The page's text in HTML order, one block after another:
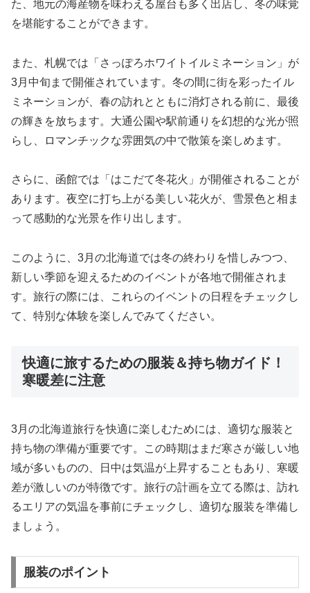
た、地元の海産物を味わえる屋台も多く出店し、冬の味覚
を堪能することができます。
また、札幌では「さっぽろホワイトイルミネーション」が
3月中旬まで開催されています。冬の間に街を彩ったイル
ミネーションが、春の訪れとともに消灯される前に、最後
の輝きを放ちます。大通公園や駅前通りを幻想的な光が照
らし、ロマンチックな雰囲気の中で散策を楽しめます。
さらに、函館では「はこだて冬花火」が開催されることが
あります。夜空に打ち上がる美しい花火が、雪景色と相ま
って感動的な光景を作り出します。
このように、3月の北海道では冬の終わりを惜しみつつ、
新しい季節を迎えるためのイベントが各地で開催されま
す。旅行の際には、これらのイベントの日程をチェックし
て、特別な体験を楽しんでみてください。
快適に旅するための服装＆持ち物ガイド！
寒暖差に注意
3月の北海道旅行を快適に楽しむためには、適切な服装と
持ち物の準備が重要です。この時期はまだ寒さが厳しい地
域が多いものの、日中は気温が上昇することもあり、寒暖
差が激しいのが特徴です。旅行の計画を立てる際は、訪れ
るエリアの気温を事前にチェックし、適切な服装を準備し
ましょう。
服装のポイント